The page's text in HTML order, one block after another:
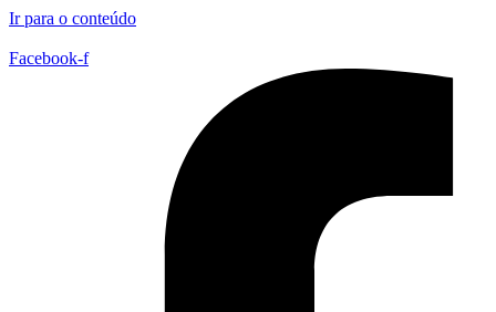
Ir para o conteúdo
Facebook-f